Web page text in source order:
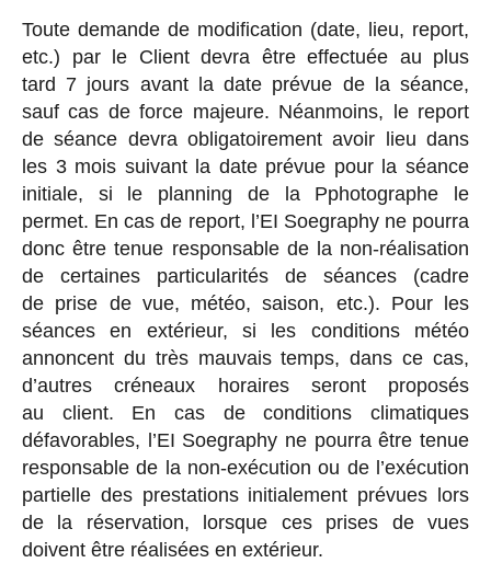
Toute demande de modification (date, lieu, report,
etc.) par le Client devra être effectuée au plus
tard 7 jours avant la date prévue de la séance,
sauf cas de force majeure. Néanmoins, le report
de séance devra obligatoirement avoir lieu dans
les 3 mois suivant la date prévue pour la séance
initiale, si le planning de la Pphotographe le
permet. En cas de report, l’EI Soegraphy ne pourra
donc être tenue responsable de la non-réalisation
de certaines particularités de séances (cadre
de prise de vue, météo, saison, etc.). Pour les
séances en extérieur, si les conditions météo
annoncent du très mauvais temps, dans ce cas,
d’autres créneaux horaires seront proposés
au client. En cas de conditions climatiques
défavorables, l’EI Soegraphy ne pourra être tenue
responsable de la non-exécution ou de l’exécution
partielle des prestations initialement prévues lors
de la réservation, lorsque ces prises de vues
doivent être réalisées en extérieur.